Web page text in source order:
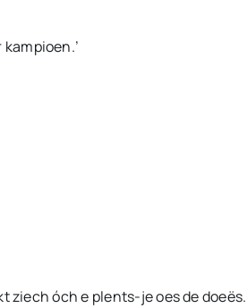
ziech óch e plents-je oes de doeës.